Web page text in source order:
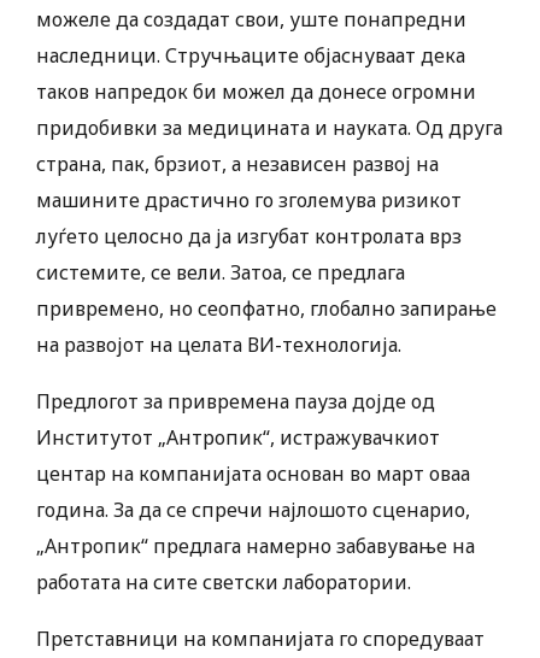
можеле да создадат свои, уште понапредни
наследници. Стручњаците објаснуваат дека
таков напредок би можел да донесе огромни
придобивки за медицината и науката. Од друга
страна, пак, брзиот, а независен развој на
машините драстично го зголемува ризикот
луѓето целосно да ја изгубат контролата врз
системите, се вели. Затоа, се предлага
привремено, но сеопфатно, глобално запирање
на развојот на целата ВИ-технологија.
Предлогот за привремена пауза дојде од
Институтот „Антропик“, истражувачкиот
центар на компанијата основан во март оваа
година. За да се спречи најлошото сценарио,
„Антропик“ предлага намерно забавување на
работата на сите светски лаборатории.
Претставници на компанијата го споредуваат